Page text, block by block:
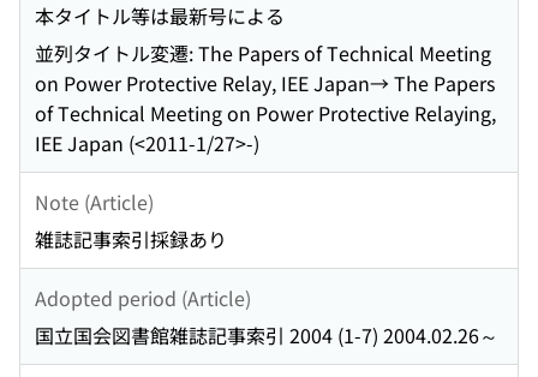
本タイトル等は最新号による
並列タイトル変遷: The Papers of Technical Meeting
on Power Protective Relay, IEE Japan→ The Papers
of Technical Meeting on Power Protective Relaying,
IEE Japan (<2011-1/27>-)
Note (Article)
雑誌記事索引採録あり
Adopted period (Article)
国立国会図書館雑誌記事索引 2004 (1-7) 2004.02.26～